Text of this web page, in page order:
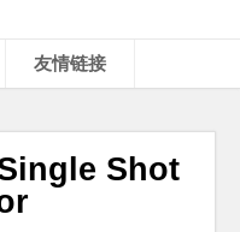
友情链接
Shot